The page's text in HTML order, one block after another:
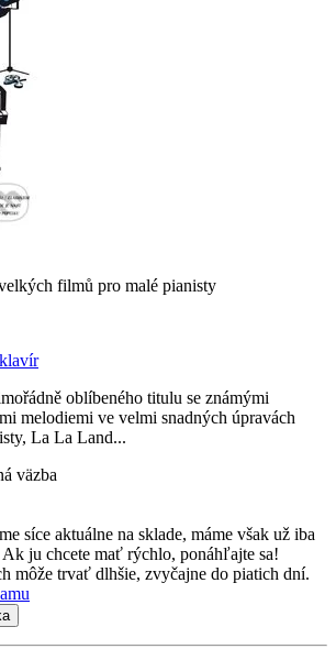
filmů pro malé pianisty
oblíbeného titulu se známými
melodiemi ve velmi snadných úpravách
La La Land...
väzba
síce aktuálne na sklade, máme však už iba
Ak ju chcete mať rýchlo, ponáhľajte sa!
môže trvať dlhšie, zvyčajne do piatich dní.